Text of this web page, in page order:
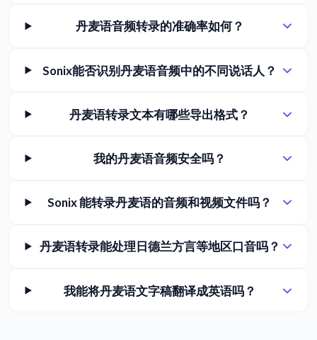
丹麦语音频转录的准确率如何？
Sonix能否识别丹麦语音频中的不同说话人？
丹麦语转录文本有哪些导出格式？
我的丹麦语音频安全吗？
Sonix 能转录丹麦语的音频和视频文件吗？
丹麦语转录能处理日德兰方言等地区口音吗？
我能将丹麦语文字稿翻译成英语吗？